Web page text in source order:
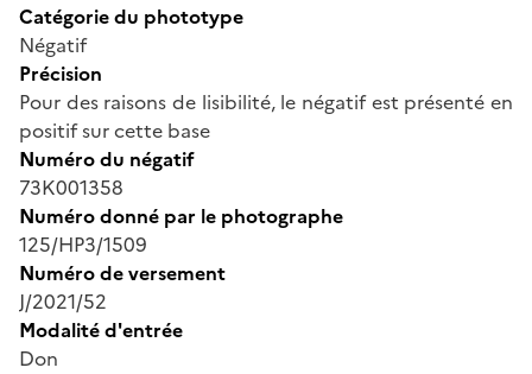
Catégorie du phototype
Négatif
Précision
Pour des raisons de lisibilité, le négatif est présenté en
positif sur cette base
Numéro du négatif
73K001358
Numéro donné par le photographe
125/HP3/1509
Numéro de versement
J/2021/52
Modalité d'entrée
Don